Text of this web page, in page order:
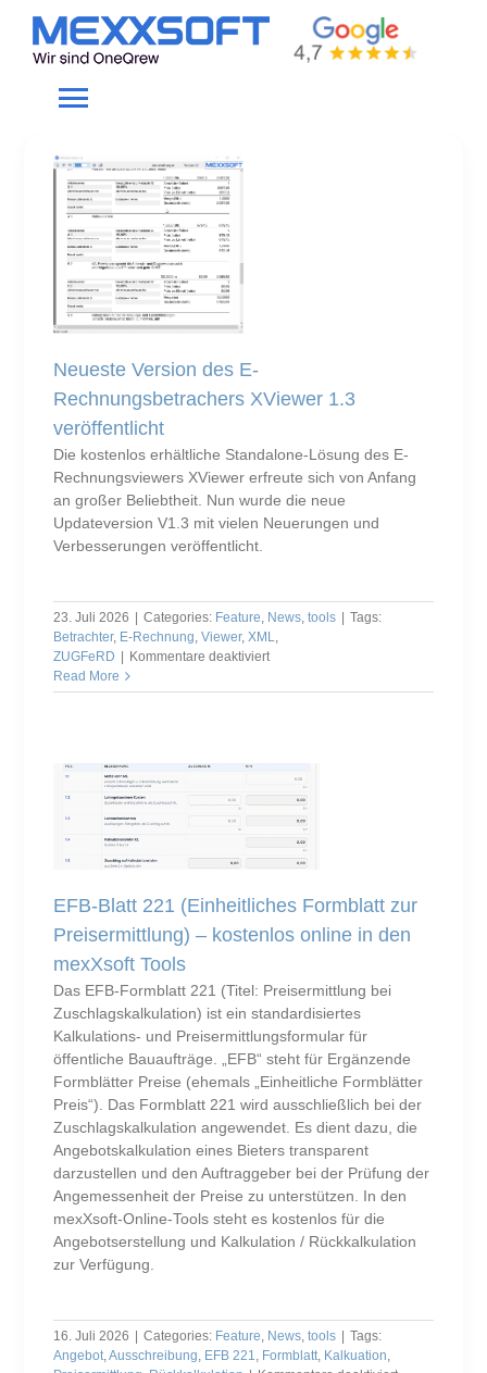
content
Toggle
Navigation
Home
Gewerke
Produkte
Unternehmen
Service
Aktuelles
Neueste Version des E-
Rechnungsbetrachers XViewer 1.3
veröffentlicht
Die kostenlos erhältliche Standalone-Lösung des E-
Rechnungsviewers XViewer erfreute sich von Anfang
an großer Beliebtheit. Nun wurde die neue
Updateversion V1.3 mit vielen Neuerungen und
Verbesserungen veröffentlicht.
23. Juli 2026 Categories: Feature, News,tools
Tags:
Betrachter, E-Rechnung,Viewer,XML,
ZUGFeRD
Kommentare deaktiviertfür
Version
1.3
veröffentlicht
Read More
EFB-Blatt 221 (Einheitliches Formblatt zur
Preisermittlung) – kostenlos online in den
mexXsoft Tools
Das EFB-Formblatt 221 (Titel: Preisermittlung bei
Zuschlagskalkulation) ist ein standardisiertes
Kalkulations- und Preisermittlungsformular für
öffentliche Bauaufträge. „EFB“ steht für Ergänzende
Formblätter Preise (ehemals „Einheitliche Formblätter
Preis“). Das Formblatt 221 wird ausschließlich bei der
Zuschlagskalkulation angewendet. Es dient dazu, die
Angebotskalkulation eines Bieters transparent
darzustellen und den Auftraggeber bei der Prüfung der
Angemessenheit der Preise zu unterstützen. In den
mexXsoft-Online-Tools steht es kostenlos für die
Angebotserstellung und Kalkulation / Rückkalkulation
zur Verfügung.
16. Juli 2026 Categories: Feature, News,tools
Tags:
Angebot,Ausschreibung, EFB 221, Formblatt, Kalkuation,